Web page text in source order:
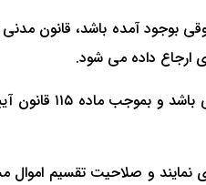
بوجود آمده باشد، قانون
محل اقامت
نمایند و صلاحیت تقسیم اموال